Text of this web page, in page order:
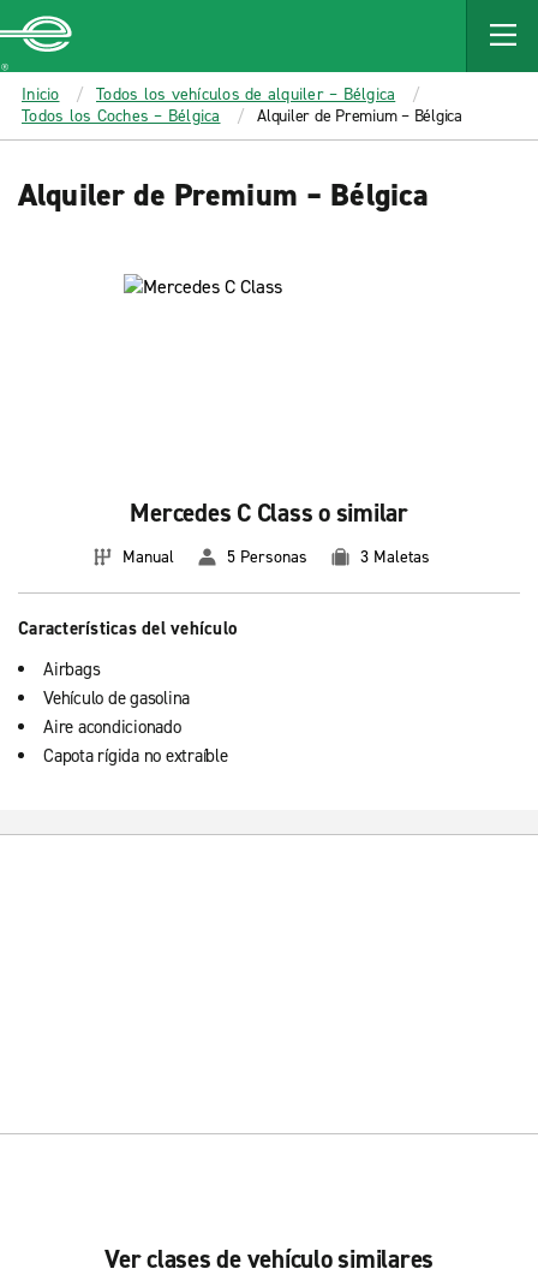
MAIN
CONTENT
Enterprise
Inicio
Todos los vehículos de alquiler – Bélgica
Todos los Coches – Bélgica
Alquiler de Premium – Bélgica
Alquiler de Premium – Bélgica
Mercedes C Class o similar
Manual 5 Personas 3 Maletas
Características del vehículo
Airbags
Vehículo de gasolina
Aire acondicionado
Capota rígida no extraíble
Ver clases de vehículo similares